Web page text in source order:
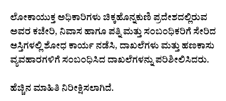
ಲೋಕಾಯುಕ್ತ ಅಧಿಕಾರಿಗಳು ಚಿಕ್ಕಹೊನ್ನಕುಣಿ ಪ್ರದೇಶದಲ್ಲಿರುವ
ಅವರ ಕಚೇರಿ, ನಿವಾಸ ಹಾಗೂ ಪತ್ನಿ ಮತ್ತು ಸಂಬಂಧಿಕರಿಗೆ ಸೇರಿದ
ಆಸ್ತಿಗಳಲ್ಲಿ ಶೋಧ ಕಾರ್ಯ ನಡೆಸಿ, ದಾಖಲೆಗಳು ಮತ್ತು ಹಣಕಾಸು
ವ್ಯವಹಾರಗಳಿಗೆ ಸಂಬಂಧಿಸಿದ ದಾಖಲೆಗಳನ್ನು ಪರಿಶೀಲಿಸಿದರು.
ಹೆಚ್ಚಿನ ಮಾಹಿತಿ ನಿರೀಕ್ಷಿಸಲಾಗಿದೆ.